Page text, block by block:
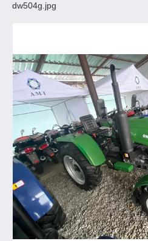
dw504g.jpg